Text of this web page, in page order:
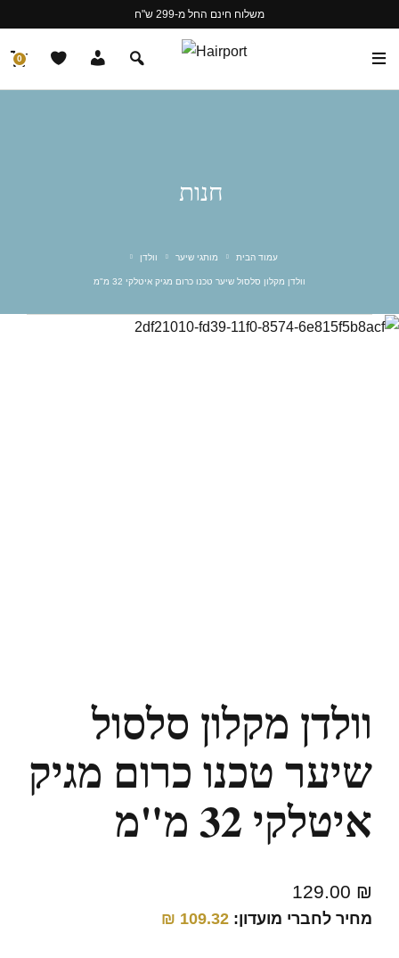
משלוח חינם החל מ-299 ש"ח
0
חנות
עמוד הבית מותגי שיער וולדן
וולדן מקלון סלסול שיער טכנו כרום מגיק איטלקי 32 מ"מ
וולדן מקלון סלסול
שיער טכנו כרום מגיק
איטלקי 32 מ"מ
129.00 ₪
מחיר לחברי מועדון: 109.32
₪